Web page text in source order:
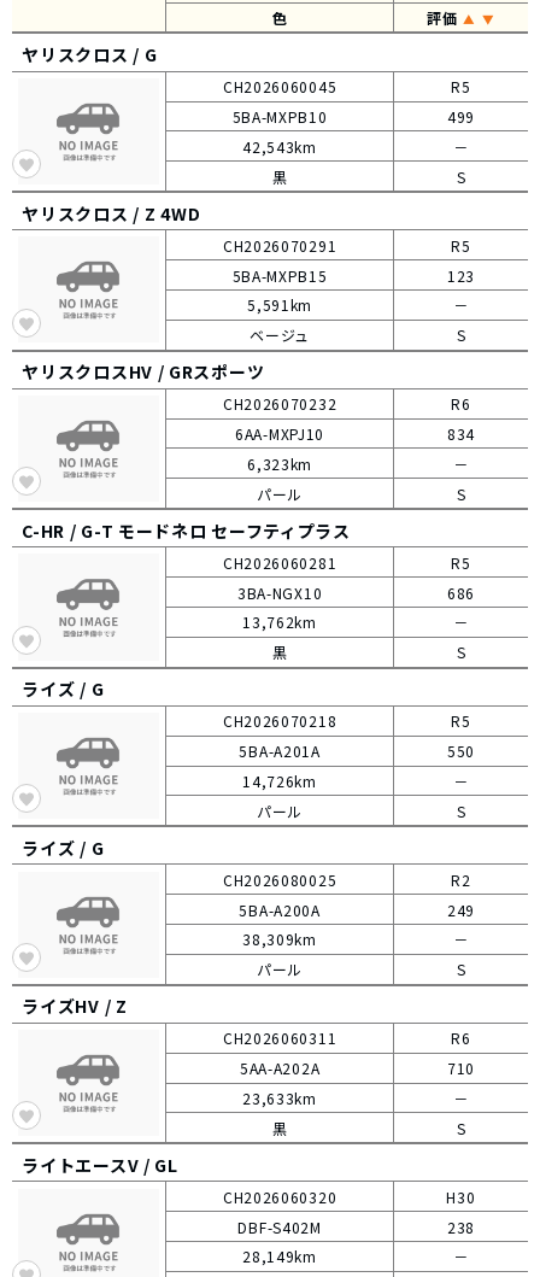
色 評価 ▲ ▼
ヤリスクロス / G
CH2026060045
R5
5BA-MXPB10
499
－
42,543km
黒
S
ヤリスクロス / Z 4WD
CH2026070291
R5
5BA-MXPB15
123
－
5,591km
ベージュ
S
ヤリスクロスHV / GRスポーツ
CH2026070232
R6
6AA-MXPJ10
834
－
6,323km
パール
S
C-HR / G-T モードネロ セーフティプラス
CH2026060281
R5
3BA-NGX10
686
－
13,762km
黒
S
ライズ / G
CH2026070218
R5
5BA-A201A
550
－
14,726km
パール
S
ライズ / G
CH2026080025
R2
5BA-A200A
249
－
38,309km
パール
S
ライズHV / Z
CH2026060311
R6
5AA-A202A
710
－
23,633km
黒
S
ライトエースV / GL
CH2026060320
H30
DBF-S402M
238
－
28,149km